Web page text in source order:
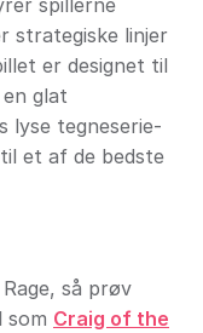
spillerne
strategiske linjer
er designet til
glat
lyse tegneserie-
et af de bedste
så prøv
som Craig of the